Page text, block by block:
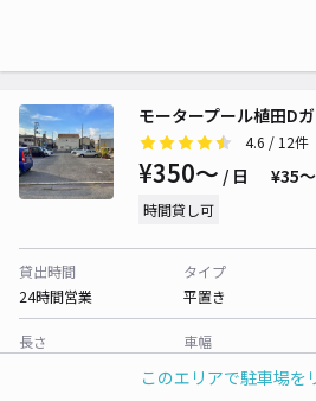
このエリアで駐車場を
モータープール植田D
4.6 / 12件
¥350〜 / 日 ¥35
時間貸し可
貸出時間
24時間営業
タイプ
平置き
長さ
車幅
180cm 以下